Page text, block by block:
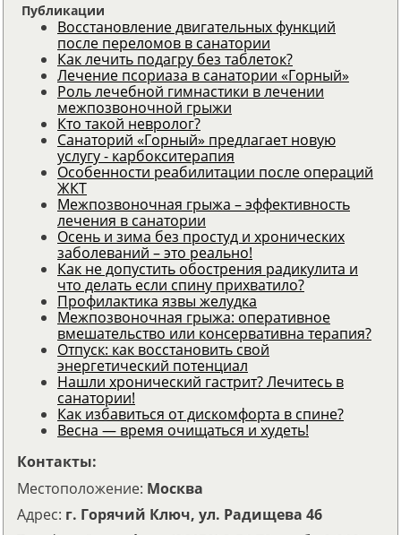
Публикации
Восстановление двигательных функций
после переломов в санатории
Как лечить подагру без таблеток?
Лечение псориаза в санатории «Горный»
Роль лечебной гимнастики в лечении
межпозвоночной грыжи
Кто такой невролог?
Санаторий «Горный» предлагает новую
услугу - карбокситерапия
Особенности реабилитации после операций
ЖКТ
Межпозвоночная грыжа – эффективность
лечения в санатории
Осень и зима без простуд и хронических
заболеваний – это реально!
Как не допустить обострения радикулита и
что делать если спину прихватило?
Профилактика язвы желудка
Межпозвоночная грыжа: оперативное
вмешательство или консервативна терапия?
Отпуск: как восстановить свой
энергетический потенциал
Нашли хронический гастрит? Лечитесь в
санатории!
Как избавиться от дискомфорта в спине?
Весна — время очищаться и худеть!
Контакты:
Местоположение: Москва
Адрес: г. Горячий Ключ, ул. Радищева 46